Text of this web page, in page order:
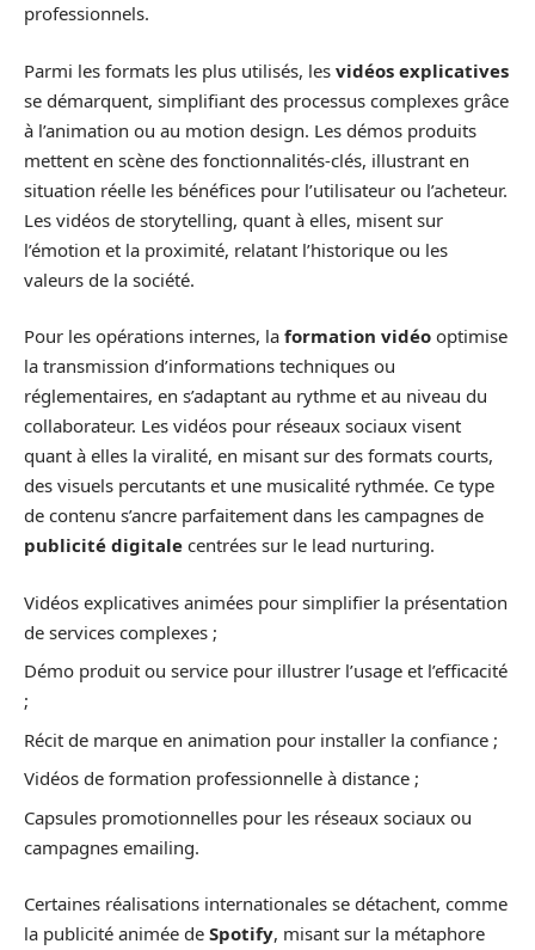
professionnels.
Parmi les formats les plus utilisés, les vidéos explicatives
se démarquent, simplifiant des processus complexes grâce
à l’animation ou au motion design. Les démos produits
mettent en scène des fonctionnalités-clés, illustrant en
situation réelle les bénéfices pour l’utilisateur ou l’acheteur.
Les vidéos de storytelling, quant à elles, misent sur
l’émotion et la proximité, relatant l’historique ou les
valeurs de la société.
Pour les opérations internes, la formation vidéo optimise
la transmission d’informations techniques ou
réglementaires, en s’adaptant au rythme et au niveau du
collaborateur. Les vidéos pour réseaux sociaux visent
quant à elles la viralité, en misant sur des formats courts,
des visuels percutants et une musicalité rythmée. Ce type
de contenu s’ancre parfaitement dans les campagnes de
publicité digitale centrées sur le lead nurturing.
Vidéos explicatives animées pour simplifier la présentation
de services complexes ;
Démo produit ou service pour illustrer l’usage et l’efficacité
;
Récit de marque en animation pour installer la confiance ;
Vidéos de formation professionnelle à distance ;
Capsules promotionnelles pour les réseaux sociaux ou
campagnes emailing.
Certaines réalisations internationales se détachent, comme
la publicité animée de Spotify, misant sur la métaphore